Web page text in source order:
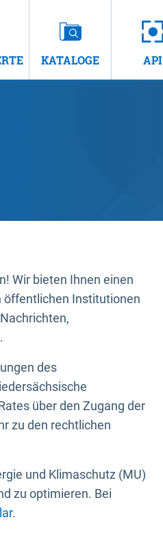
KATALOGE API
Wir bieten Ihnen einen
Institutionen
des
über den Zugang der
zu den rechtlichen
und Klimaschutz (MU)
zu optimieren. Bei
.